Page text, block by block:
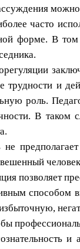
можно
часто
форме. В
трудности и
роль.
В таком
не
позволяет
способом